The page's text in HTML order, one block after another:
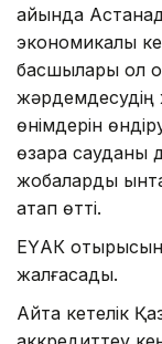
айында
экономикалық
басшылары қол
жәрдемдесудің
өнімдерін
өзара сауданы
жобаларды
атап өтті.
ЕҮАК
жалғасады.
Айта кетелік